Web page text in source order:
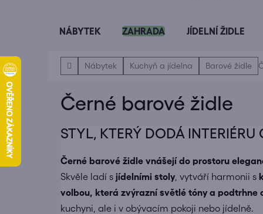
NÁBYTEK ZAHRADA JÍDELNÍ ŽIDLE
DomůNábytek Kuchyň a jídelna Barové židle
Černé barové židle
STYL, KTERÝ DODÁ INTERIÉRU
Černé barové židle vnášejí do prostoru
Skvěle ladí s jídelními stoly, vytváří harmonii s
volbou, která zvýrazní světlé tóny a podtrhne
kuchyni, ale i v obývacím pokoji nebo jídelně.